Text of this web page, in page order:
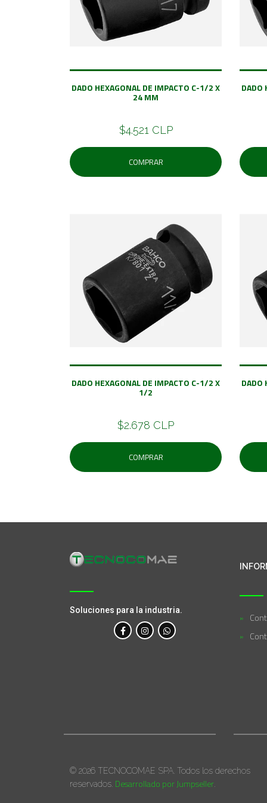
DADO HEXAGONAL DE IMPACTO C-1/2 X
24 MM
$4.521 CLP
COMPRAR
DADO
DADO HEXAGONAL DE IMPACTO C-1/2 X
1/2
$2.678 CLP
COMPRAR
DADO
Soluciones para la industria.
© 2026 TECNOCOMAE SPA. Todos los derechos
reservados. Desarrollado por Jumpseller